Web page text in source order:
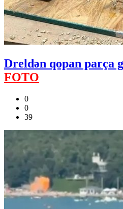
Dreldən qopan parça
FOTO
0
0
39